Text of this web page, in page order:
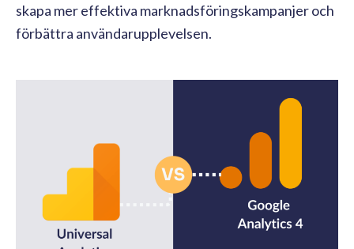
skapa mer effektiva marknadsföringskampanjer och
förbättra användarupplevelsen.